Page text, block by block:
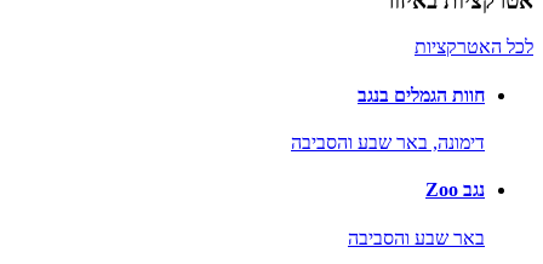
לכל האטרקציות
חוות הגמלים בנגב
דימונה, באר שבע והסביבה
נגב Zoo
באר שבע והסביבה